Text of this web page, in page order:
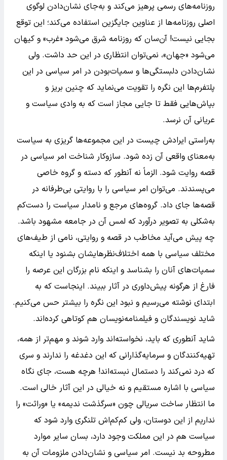
روزنامه‌های رسمی پرهیز می‌کند و به‌جای نشان‌دادن لوگوی
اصلی روزنامه‌ها از عناوین جایگزین استفاده می‌کند؛ این توقع
بجایی نیست! آن‌سان که روزنامه شرق می‌شود «غرب» و کیهان
می‌شود «جهان»، نمی‌توان انتظاری در این حد داشت. ولی
نشان‌دادن دلبستگی‌ها و سمپات‌بودن در امر سیاسی در این
پلتفرم‌ها این نگره را تقویت می‌نماید که چنین بریز و
بپاش‌هایی فقط تا جایی مجاز است که به وادی سیاست و
عریانی آن نرسد.
به‌راستی ایرادش چیست در این مجموعه‌ها گریزی به سیاست
به‌معنای واقعی آن زده شود. سازوکار شناخت امر سیاسی در
قصه روایت شود. الزماً نه آنطور که دسته و گروه خاصی
می‌پسندند. می‌توان امر سیاسی را با روایتی بی‌طرفانه در
قصه‌ها جای داد. گروه‌های مرجع و نامدار سیاست را دست‌کم
به‌شکلی به تصویر درآورد که لمس آن در جامعه مشهود باشد.
چه پیش می‌آید مخاطب در قصه و روایتی، نامی از طیف‌های
مختلف سیاسی با همه اختلاف‌نظرهایشان بشنود یا اینکه
سمپات‌های آنان را بشناسد و اینکه نام بزرگان این عرصه را
فارغ از هرگونه پیش‌داوری در آثار ببیند. اینجاست که به
ابتدای نوشته می‌رسیم و نبود این نگره را بیشتر حس می‌کنیم.
شاید نویسندگان و فیلمنامه‌نویسان هم کوتاهی کرده‌اند.
شاید آنطوری که باید، نخواسته‌اند وارد شوند و مهم‌تر از همه،
تهیه‌کنندگان و سرمایه‌گذارانی که این دغدغه را ندارند و سری
که درد نمی‌کند را دستمال نبسته‌اند! هرچه هست، جای نگاه
سیاسی با اشاره مستقیم و نه خیالی در این آثار خالی است‌.
ما انتظار ساخت سریالی چون «سرگذشت ندیمه» یا «وراثت» را
نداریم از این دوستان، ولی کم‌کم‌اش تلنگری وارد شود که
سیاست هم در این مملکت وجود دارد، بسان سایر موارد
مطروحه بد نیست. امر سیاسی و نشان‌دادن ملزومات آن به